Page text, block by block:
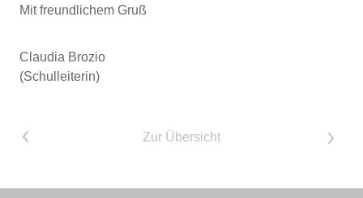
Mit freundlichem Gruß
Claudia Brozio
(Schulleiterin)
< Zur Übersicht >